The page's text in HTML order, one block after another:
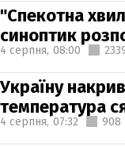
"Спекотна
синоптик
4 серпня, 08:00
Україну
температура
4 серпня, 07:32 908